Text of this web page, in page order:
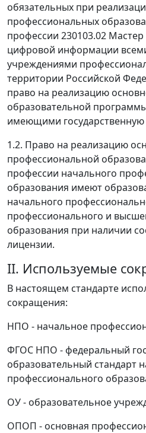
обязательных при
профессиональных
профессии 230103.02
цифровой информации
учреждениями
территории Российской
право на реализацию
образовательной
имеющими государственную
1.2. Право на реализацию
профессиональной
профессии начального
образования имеют
начального
профессионального и
образования при наличии
лицензии.
II. Используемые
В настоящем стандарте
сокращения:
НПО - начальное
ФГОС НПО - федеральный
образовательный стандарт
профессионального
ОУ - образовательное
ОПОП - основная